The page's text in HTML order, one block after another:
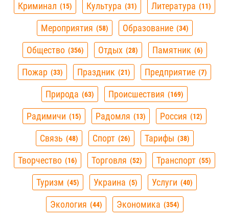
Актуальные данные статистики по
Covid-19 в Чаусском районе на 22
мая
Разделы
Авто 129 Алимбекова 9 Банк 35
Бизнес 34 Браконьеры 10 Власть 23
Война 33 Выборы 5 Деньги 62 Дтп
Жкх 41 Здоровье 219 Земляки